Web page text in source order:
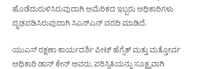
ಹೊಡೆದುರುಳಿಸಿರುವುದಾಗಿ ಅಮೆರಿಕದ ಇಬ್ಬರು ಅಧಿಕಾರಿಗಳು
ದೃಢಪಡಿಸಿರುವುದಾಗಿ ಸಿಎನ್‌ಎನ್ ವರದಿ ಮಾಡಿದೆ.
ಯುಎಸ್ ರಕ್ಷಣಾ ಕಾರ್ಯದರ್ಶಿ ಪೀಟ್ ಹೆಗ್ಸೆತ್ ಮತ್ತು ಮತ್ತೋರ್ವ
ಅಧಿಕಾರಿ ಡಾನ್ ಕೇನ್ ಅವರು, ಪರಿಸ್ಥಿತಿಯನ್ನು ಸೂಕ್ಷ್ಮವಾಗಿ